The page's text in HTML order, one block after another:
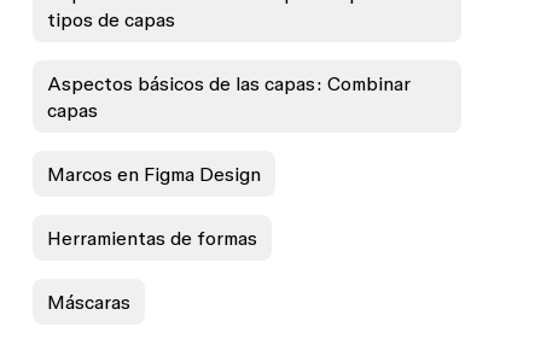
tipos de capas
Aspectos básicos de las capas: Combinar
capas
Marcos en Figma Design
Herramientas de formas
Máscaras